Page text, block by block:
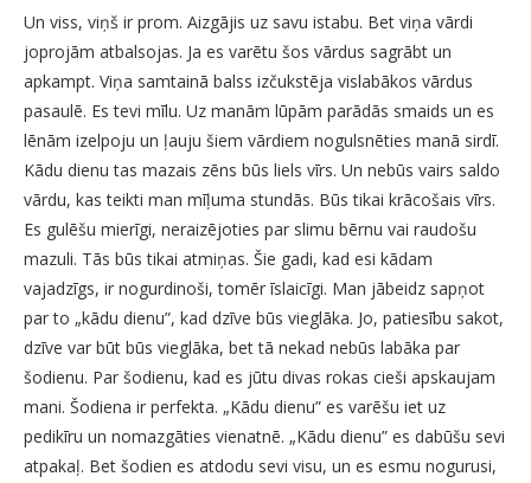
Un viss, viņš ir prom. Aizgājis uz savu istabu. Bet viņa vārdi
joprojām atbalsojas. Ja es varētu šos vārdus sagrābt un
apkampt. Viņa samtainā balss izčukstēja vislabākos vārdus
pasaulē. Es tevi mīlu. Uz manām lūpām parādās smaids un es
lēnām izelpoju un ļauju šiem vārdiem nogulsnēties manā sirdī.
Kādu dienu tas mazais zēns būs liels vīrs. Un nebūs vairs saldo
vārdu, kas teikti man mīļuma stundās. Būs tikai krācošais vīrs.
Es gulēšu mierīgi, neraizējoties par slimu bērnu vai raudošu
mazuli. Tās būs tikai atmiņas. Šie gadi, kad esi kādam
vajadzīgs, ir nogurdinoši, tomēr īslaicīgi. Man jābeidz sapņot
par to „kādu dienu”, kad dzīve būs vieglāka. Jo, patiesību sakot,
dzīve var būt būs vieglāka, bet tā nekad nebūs labāka par
šodienu. Par šodienu, kad es jūtu divas rokas cieši apskaujam
mani. Šodiena ir perfekta. „Kādu dienu” es varēšu iet uz
pedikīru un nomazgāties vienatnē. „Kādu dienu” es dabūšu sevi
atpakaļ. Bet šodien es atdodu sevi visu, un es esmu nogurusi,